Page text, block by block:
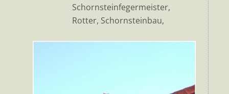
Schornsteinfegermeister,
Rotter, Schornsteinbau,